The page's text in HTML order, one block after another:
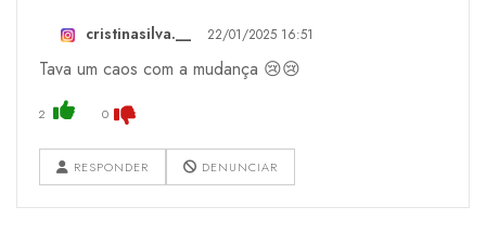
cristinasilva.__ 22/01/2025 16:51
Tava um caos com a mudança 😢😢
2 0
RESPONDER DENUNCIAR